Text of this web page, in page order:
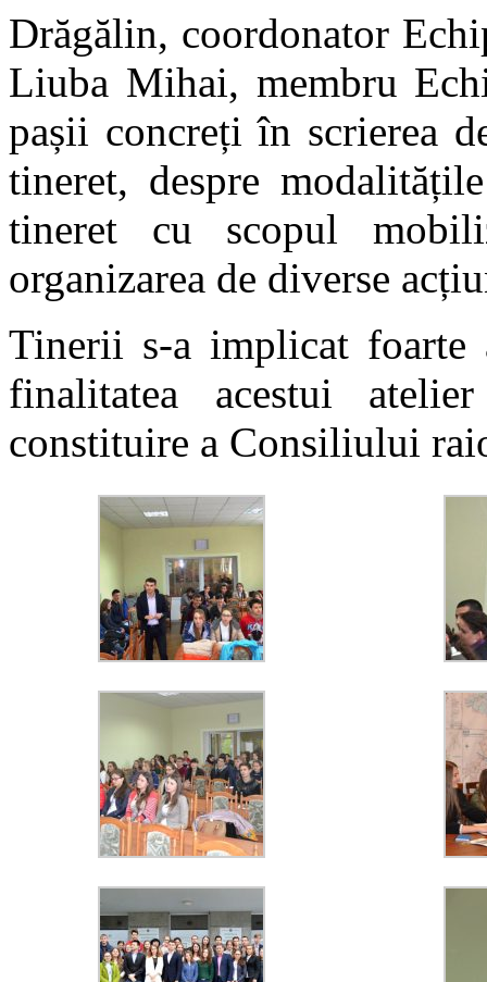
Drăgălin, coordonator
Liuba Mihai, membru
pașii concreți în scrierea
tineret, despre
tineret cu scopul
organizarea de diverse
Tinerii s-a implicat
finalitatea acestui
constituire a Consiliului